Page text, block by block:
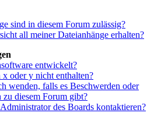
sind in diesem Forum zulässig?
all meiner Dateianhänge erhalten?
entwickelt?
oder y nicht enthalten?
wenden, falls es Beschwerden oder
diesem Forum gibt?
des Boards kontaktieren?